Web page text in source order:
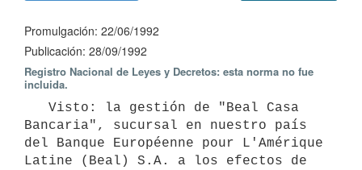
Promulgación: 22/06/1992
Publicación: 28/09/1992
Registro Nacional de Leyes y Decretos: esta norma no fue
incluida.
Bancaria", sucursal en nuestro país
del Banque Européenne pour L'Amérique
Latine (Beal) S.A. a los efectos de